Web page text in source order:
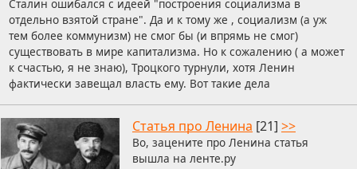
Сталин ошибался с идеей "построения социализма в
отдельно взятой стране". Да и к тому же , социализм (а уж
тем более коммунизм) не смог бы (и впрямь не смог)
существовать в мире капитализма. Но к сожалению ( а может
к счастью, я не знаю), Троцкого турнули, хотя Ленин
фактически завещал власть ему. Вот такие дела
Статья про Ленина [21] >>
Во, зацените про Ленина статья
вышла на ленте.ру